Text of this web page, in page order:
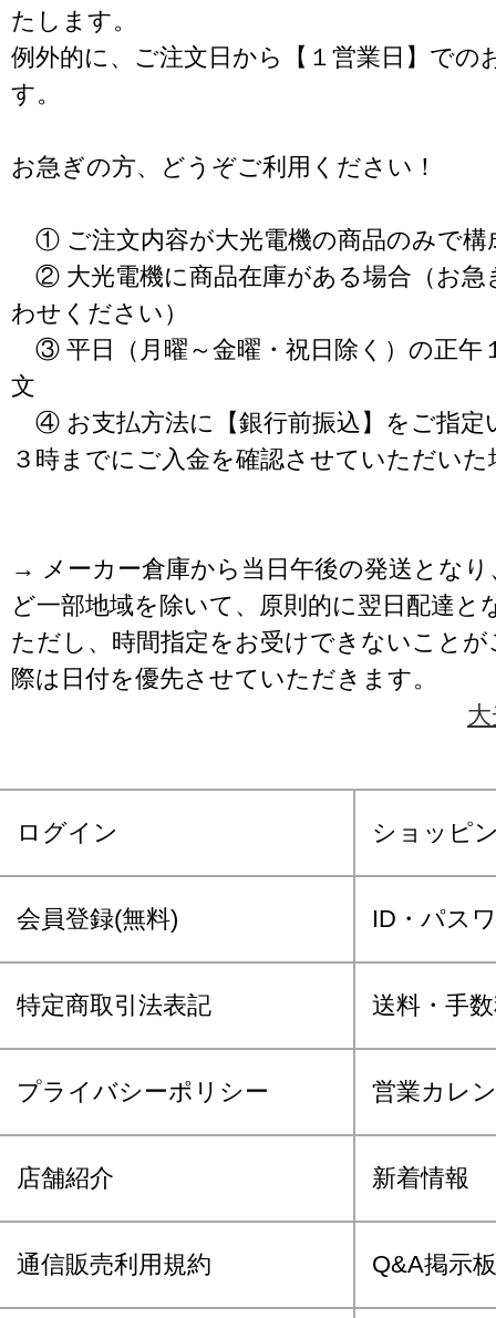
たします。
例外的に、ご注文日から【１営業日】での
す。
お急ぎの方、どうぞご利用ください！
① ご注文内容が大光電機の商品のみで構
② 大光電機に商品在庫がある場合（お急
わせください）
③ 平日（月曜～金曜・祝日除く）の正午
文
④ お支払方法に【銀行前振込】をご指定
３時までにご入金を確認させていただいた
→ メーカー倉庫から当日午後の発送となり
ど一部地域を除いて、原則的に翌日配達と
ただし、時間指定をお受けできないこと
際は日付を優先させていただきます。
ログイン ショッピ
会員登録(無料) ID・パス
特定商取引法表記 送料・手
プライバシーポリシー 営業カレ
店舗紹介 新着情報
通信販売利用規約 Q&A掲示板